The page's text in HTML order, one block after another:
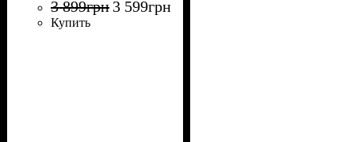
3 899грн 3 599грн
Купить